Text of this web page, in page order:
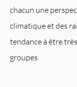
chacun une
climatique et des
tendance à être
groupes.